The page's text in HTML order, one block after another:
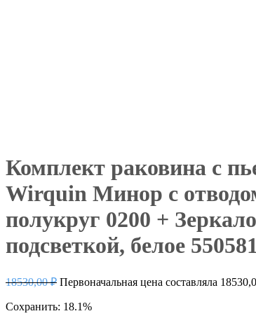
Комплект раковина с
Wirquin Минор с
полукруг 0200 +
подсветкой, белое
18530,00₽ Первоначальная цена составляла
Сохранить: 18.1%